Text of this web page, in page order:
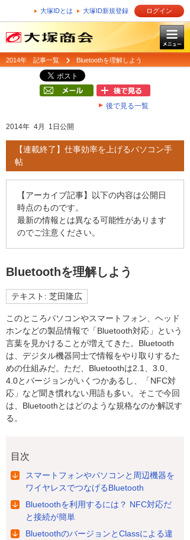
大塚IDとは 大塚ID新規登録 ログイン
2014年 記事一覧 Bluetoothを理解しよう
後で見る一覧
2014年 4月 1日公開
【連載終了】仕事効率を上げるパソコン手
帖
【アーカイブ記事】以下の内容は公開日
時点のものです。
最新の情報とは異なる可能性があります
のでご注意ください。
Bluetoothを理解しよう
テキスト: 芝田隆広
このところパソコンやスマートフォン、ヘッド
ホンなどの製品情報で「Bluetooth対応」という
言葉を見かけることが増えてきた。Bluetooth
は、デジタル機器同士で情報をやり取りするた
めの仕組みだ。ただ、Bluetoothは2.1、3.0、
4.0とバージョンがいくつかあるし、「NFC対
応」など聞き慣れない用語も多い。そこで今回
は、Bluetoothとはどのような規格なのか解説す
る。
目次
スマートフォンやパソコンと周辺機器を
ワイヤレスでつなげるBluetooth
Bluetoothを利用するには？ NFC対応だ
と接続が簡単
BluetoothのバージョンとClassによる違